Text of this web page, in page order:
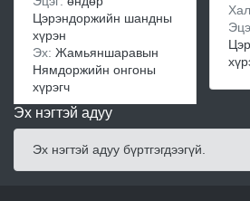
Цэрэндоржийн шандны
хүрэн
Эх: Жамьяншаравын
Нямдоржийн онгоны
хүрэгч
Эх нэгтэй адуу
Эх нэгтэй адуу бүртгэгдээгүй.